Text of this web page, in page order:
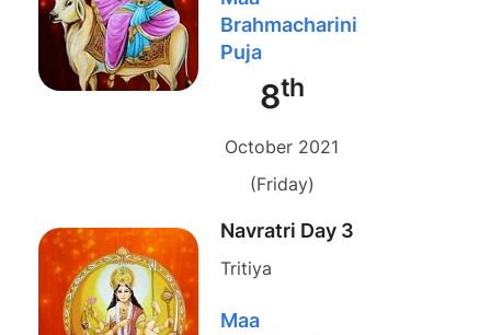
Brahmacharini
Puja
8th
October 2021
(Friday)
Navratri Day 3
Tritiya
Maa